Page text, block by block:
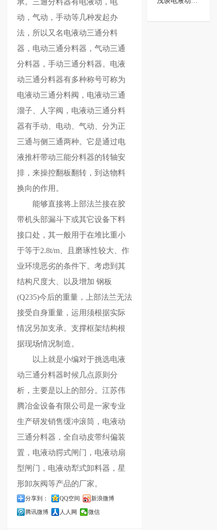
承。三通分料器有电液动，电
动，气动，手动等几种发起办
法，所以又名电液动三通分料
器，电动三通分料器，气动三通
分料器，手动三通分料器。电液
动三通分料器有多种称号可称为
电液动三通分料阀，电液动三通
溜子、人字阀，电液动三通分料
器有手动、电动、气动、分为正
三通与侧三通两种。它是通过电
液推杆带动三能分料器的转轴安
排，来操控翻板翻转，到达物料
换向的作用。
能够直接将上部法兰接在胶
带机头部漏斗下或其它设备下料
接口处，其一般用于在堆比重小
于等于2.8t/m、且磨琢性较大、作
业环境恶劣的条件下。考虑到其
结构尺度大、以及增加 钢板
(Q235)今后的重量，上部法兰无法
接受自身重量，运用须根据实际
情况另加支承。支撑框架结构根
据现场情况制造。
以上就是小编对于挑选电液
动三通分料器时候几点原则分
析，主要是以上的部分。江苏伟
腾冶金设备有限公司是一家专业
生产研发销售缓冲滚筒，电液动
三通分料器，全自动皮带纠偏装
置，电液动腭式闸门，电液动扇
型闸门，电液动犁式卸料器，星
形卸灰阀等产品的厂家。
分享到： QQ空间
新浪微博
腾讯微博
人人网 微信